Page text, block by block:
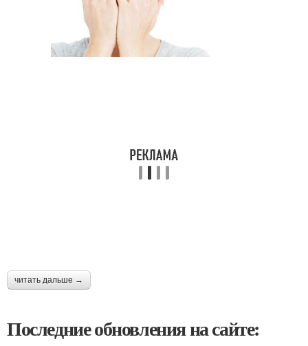
читать дальше →
Последние обновления на сайте: